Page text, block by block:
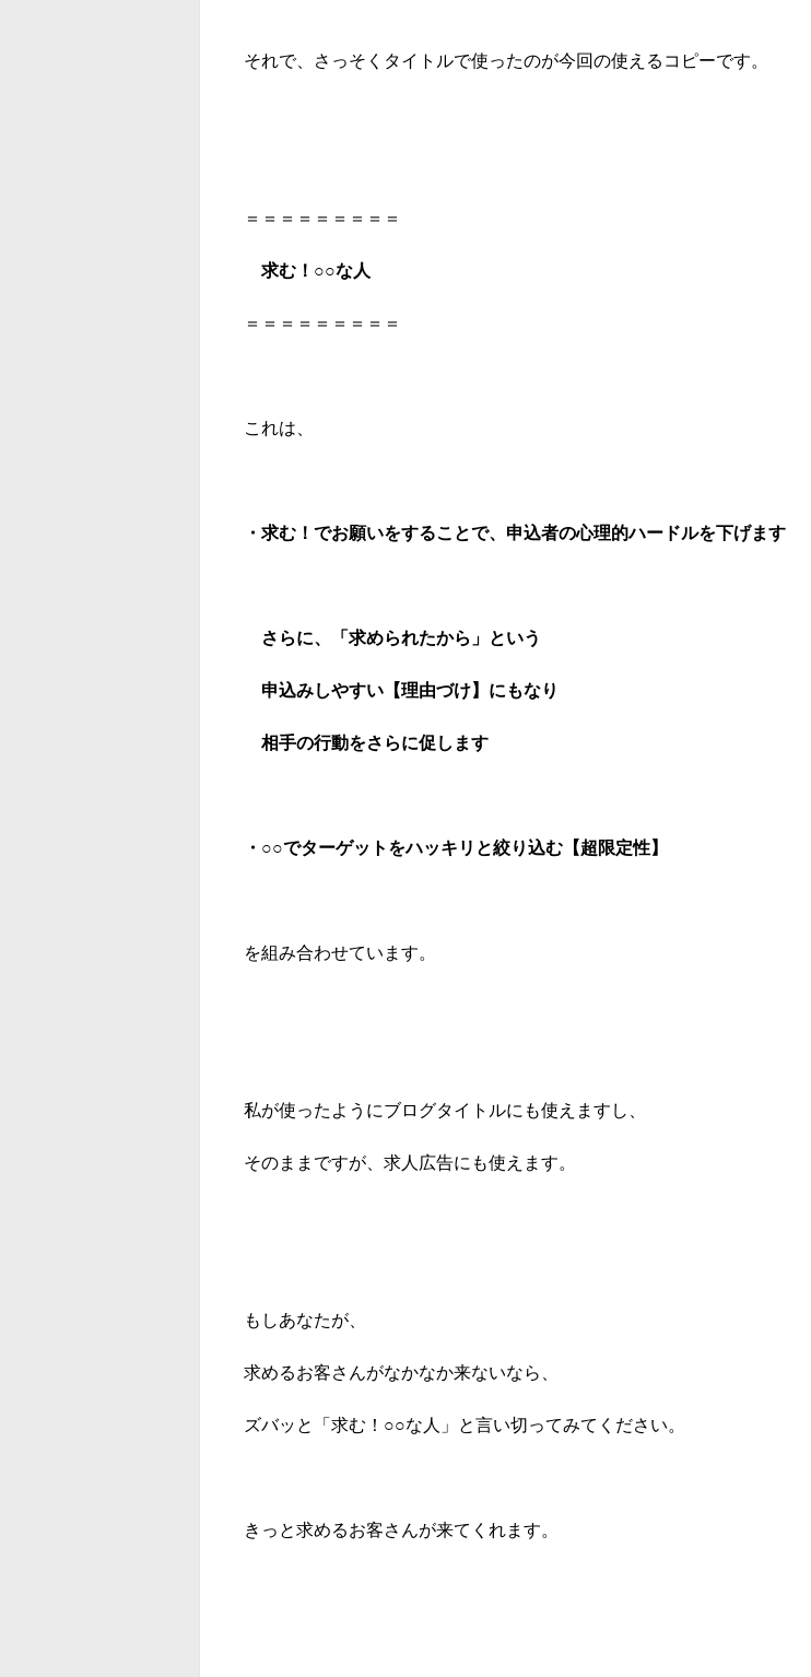
それで、さっそくタイトルで使ったのが今回の使えるコピーです。
＝＝＝＝＝＝＝＝＝
求む！○○な人
＝＝＝＝＝＝＝＝＝
これは、
・求む！でお願いをすることで、申込者の心理的ハードルを下げます
さらに、「求められたから」という
申込みしやすい【理由づけ】にもなり
相手の行動をさらに促します
・○○でターゲットをハッキリと絞り込む【超限定性】
を組み合わせています。
私が使ったようにブログタイトルにも使えますし、
そのままですが、求人広告にも使えます。
もしあなたが、
求めるお客さんがなかなか来ないなら、
ズバッと「求む！○○な人」と言い切ってみてください。
きっと求めるお客さんが来てくれます。